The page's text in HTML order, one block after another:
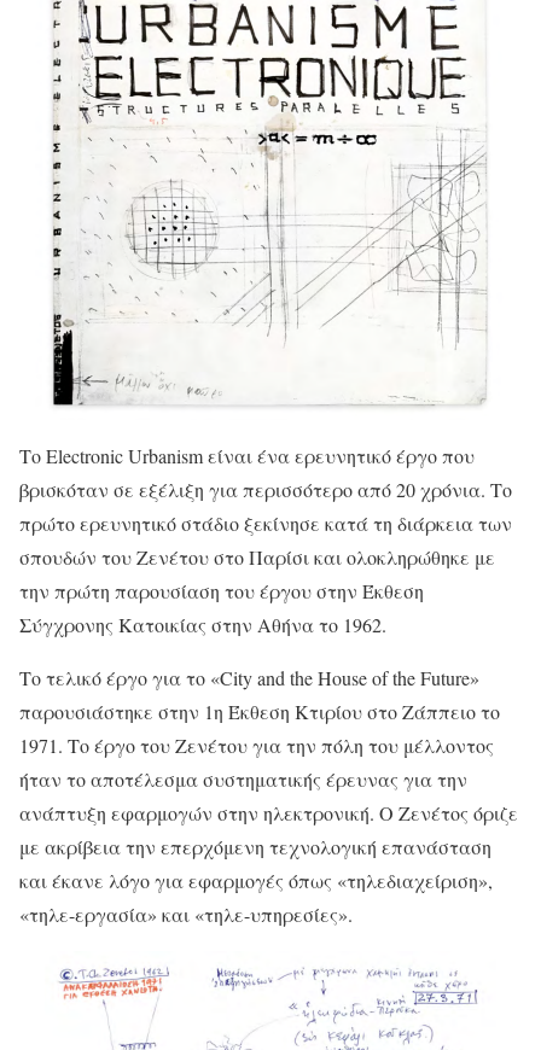
Το Electronic Urbanism είναι ένα ερευνητικό έργο που
βρισκόταν σε εξέλιξη για περισσότερο από 20 χρόνια. Το
πρώτο ερευνητικό στάδιο ξεκίνησε κατά τη διάρκεια των
σπουδών του Ζενέτου στο Παρίσι και ολοκληρώθηκε με
την πρώτη παρουσίαση του έργου στην Έκθεση
Σύγχρονης Κατοικίας στην Αθήνα το 1962.
Το τελικό έργο για το «City and the House of the Future»
παρουσιάστηκε στην 1η Έκθεση Κτιρίου στο Ζάππειο το
1971. Το έργο του Ζενέτου για την πόλη του μέλλοντος
ήταν το αποτέλεσμα συστηματικής έρευνας για την
ανάπτυξη εφαρμογών στην ηλεκτρονική. Ο Ζενέτος όριζε
με ακρίβεια την επερχόμενη τεχνολογική επανάσταση
και έκανε λόγο για εφαρμογές όπως «τηλεδιαχείριση»,
«τηλε-εργασία» και «τηλε-υπηρεσίες».